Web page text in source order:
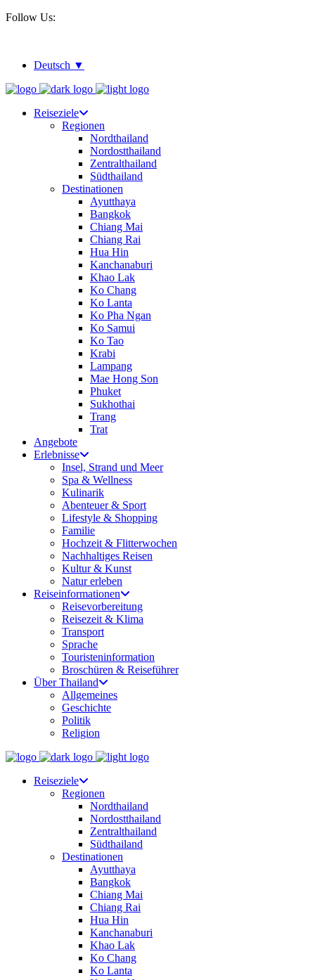
Follow Us:
Deutsch
Reiseziele
Regionen
Nordthailand
Nordostthailand
Zentralthailand
Südthailand
Destinationen
Ayutthaya
Bangkok
Chiang Mai
Chiang Rai
Hua Hin
Kanchanaburi
Khao Lak
Ko Chang
Ko Lanta
Ko Pha Ngan
Ko Samui
Ko Tao
Krabi
Lampang
Mae Hong Son
Phuket
Sukhothai
Trang
Trat
Angebote
Erlebnisse
Insel, Strand und Meer
Spa & Wellness
Kulinarik
Abenteuer & Sport
Lifestyle & Shopping
Familie
Hochzeit & Flitterwochen
Nachhaltiges Reisen
Kultur & Kunst
Natur erleben
Reiseinformationen
Reisevorbereitung
Reisezeit & Klima
Transport
Sprache
Touristeninformation
Broschüren & Reiseführer
Über Thailand
Allgemeines
Geschichte
Politik
Religion
Reiseziele
Regionen
Nordthailand
Nordostthailand
Zentralthailand
Südthailand
Destinationen
Ayutthaya
Bangkok
Chiang Mai
Chiang Rai
Hua Hin
Kanchanaburi
Khao Lak
Ko Chang
Ko Lanta